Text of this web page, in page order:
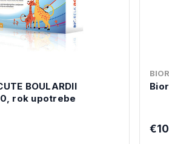
BOULARDII
rok upotrebe